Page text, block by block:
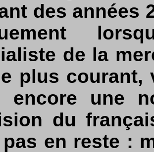
des années
de la
plus courant,
encore une
du
en reste :